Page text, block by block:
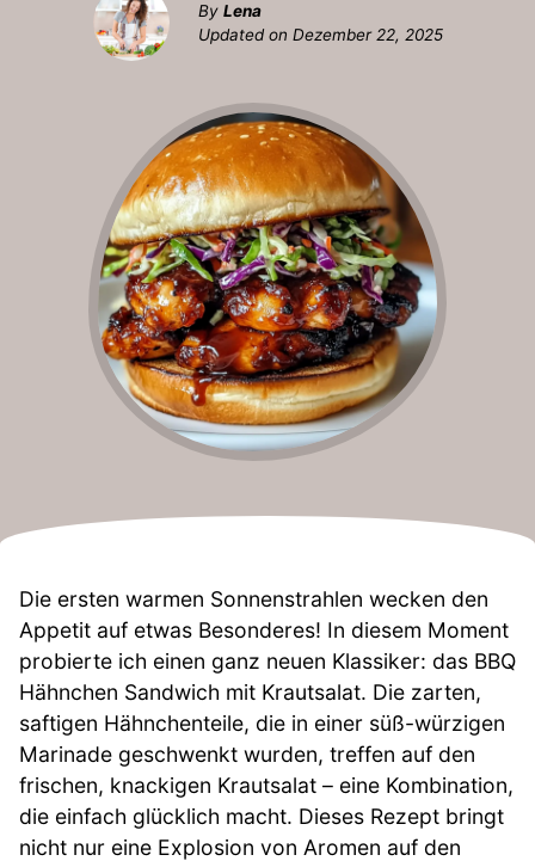
By Lena
Updated on Dezember 22, 2025
Die ersten warmen Sonnenstrahlen wecken den
Appetit auf etwas Besonderes! In diesem Moment
probierte ich einen ganz neuen Klassiker: das BBQ
Hähnchen Sandwich mit Krautsalat. Die zarten,
saftigen Hähnchenteile, die in einer süß-würzigen
Marinade geschwenkt wurden, treffen auf den
frischen, knackigen Krautsalat – eine Kombination,
die einfach glücklich macht. Dieses Rezept bringt
nicht nur eine Explosion von Aromen auf den